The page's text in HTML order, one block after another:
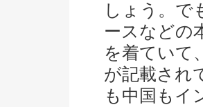
しょう。で
ースなどの
を着ていて
が記載され
も中国もイ